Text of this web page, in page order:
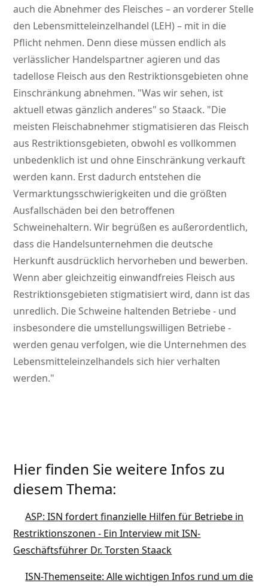
auch die Abnehmer des Fleisches – an vorderer Stelle
den Lebensmitteleinzelhandel (LEH) – mit in die
Pflicht nehmen. Denn diese müssen endlich als
verlässlicher Handelspartner agieren und das
tadellose Fleisch aus den Restriktionsgebieten ohne
Einschränkung abnehmen. Was wir sehen, ist
aktuell etwas gänzlich anderes so Staack. Die
meisten Fleischabnehmer stigmatisieren das Fleisch
aus Restriktionsgebieten, obwohl es vollkommen
unbedenklich ist und ohne Einschränkung verkauft
werden kann. Erst dadurch entstehen die
Vermarktungsschwierigkeiten und die größten
Ausfallschäden bei den betroffenen
Schweinehaltern. Wir begrüßen es außerordentlich,
dass die Handelsunternehmen die deutsche
Herkunft ausdrücklich hervorheben und bewerben.
Wenn aber gleichzeitig einwandfreies Fleisch aus
Restriktionsgebieten stigmatisiert wird, dann ist das
unredlich. Die Schweine haltenden Betriebe - und
insbesondere die umstellungswilligen Betriebe -
werden genau verfolgen, wie die Unternehmen des
Lebensmitteleinzelhandels sich hier verhalten
werden.
Hier finden Sie weitere Infos zu
diesem Thema:
ASP: ISN fordert finanzielle Hilfen für Betriebe in
Restriktionszonen - Ein Interview mit ISN-
Geschäftsführer Dr. Torsten Staack
ISN-Themenseite: Alle wichtigen Infos rund um die